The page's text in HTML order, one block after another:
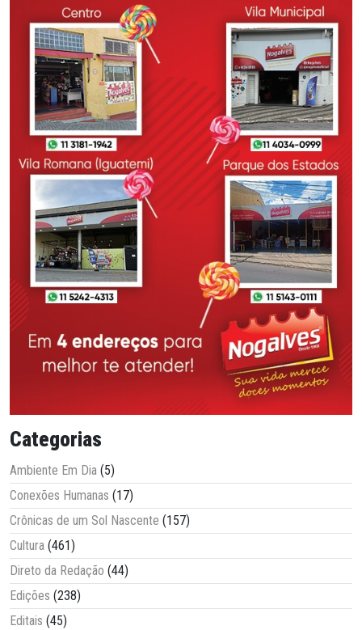
Categorias
Ambiente Em Dia (5)
Conexões Humanas (17)
Crônicas de um Sol Nascente (157)
Cultura (461)
Direto da Redação (44)
Edições (238)
Editais (45)